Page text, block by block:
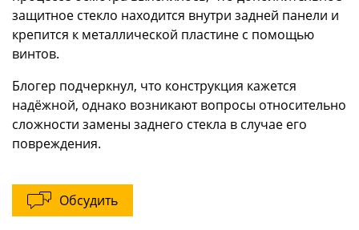
защитное стекло находится внутри задней панели и
крепится к металлической пластине с помощью
винтов.
Блогер подчеркнул, что конструкция кажется
надёжной, однако возникают вопросы относительно
сложности замены заднего стекла в случае его
повреждения.
Обсудить